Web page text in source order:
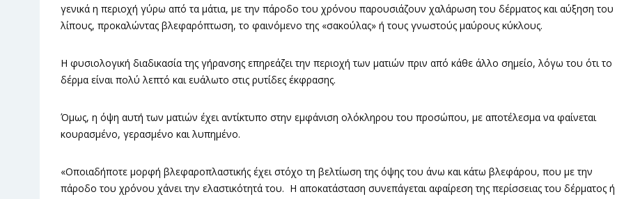
γενικά η περιοχή γύρω από τα μάτια, με την πάροδο του χρόνου παρουσιάζουν χαλάρωση του δέρματος και αύξηση του
λίπους, προκαλώντας βλεφαρόπτωση, το φαινόμενο της «σακούλας» ή τους γνωστούς μαύρους κύκλους.
Η φυσιολογική διαδικασία της γήρανσης επηρεάζει την περιοχή των ματιών πριν από κάθε άλλο σημείο, λόγω του ότι το
δέρμα είναι πολύ λεπτό και ευάλωτο στις ρυτίδες έκφρασης.
Όμως, η όψη αυτή των ματιών έχει αντίκτυπο στην εμφάνιση ολόκληρου του προσώπου, με αποτέλεσμα να φαίνεται
κουρασμένο, γερασμένο και λυπημένο.
«Οποιαδήποτε μορφή βλεφαροπλαστικής έχει στόχο τη βελτίωση της όψης του άνω και κάτω βλεφάρου, που με την
πάροδο του χρόνου χάνει την ελαστικότητά του. Η αποκατάσταση συνεπάγεται αφαίρεση της περίσσειας του δέρματος ή